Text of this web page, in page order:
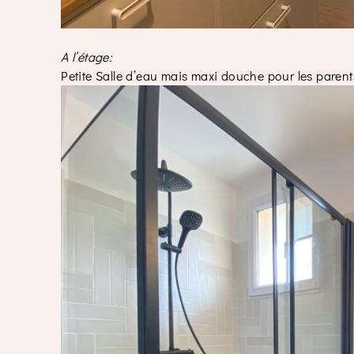
A l’étage:
Petite Salle d’eau mais maxi douche pour les